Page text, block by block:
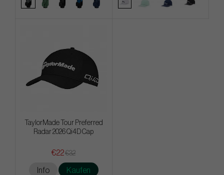
TaylorMade Tour Preferred
Radar 2026 Qi4D Cap
€22€32
Info Kaufen